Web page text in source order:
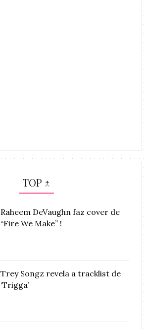
TOP ↑
Raheem DeVaughn faz cover de
“Fire We Make” !
Trey Songz revela a tracklist de
‘Trigga’